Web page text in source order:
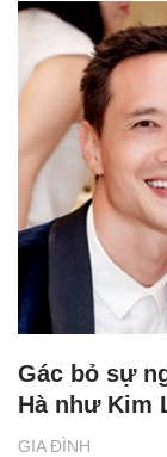
GIA ĐÌNH
Gác bỏ sự
Hà như Kim